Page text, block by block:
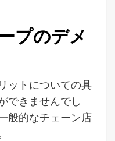
プのデメ
ットについての具
できませんでし
般的なチェーン店